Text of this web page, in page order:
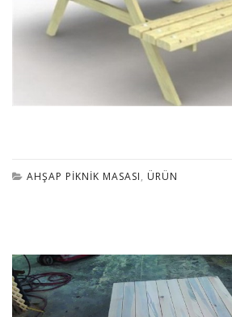
AHŞAP PIKNIK MASASI, ÜRÜN